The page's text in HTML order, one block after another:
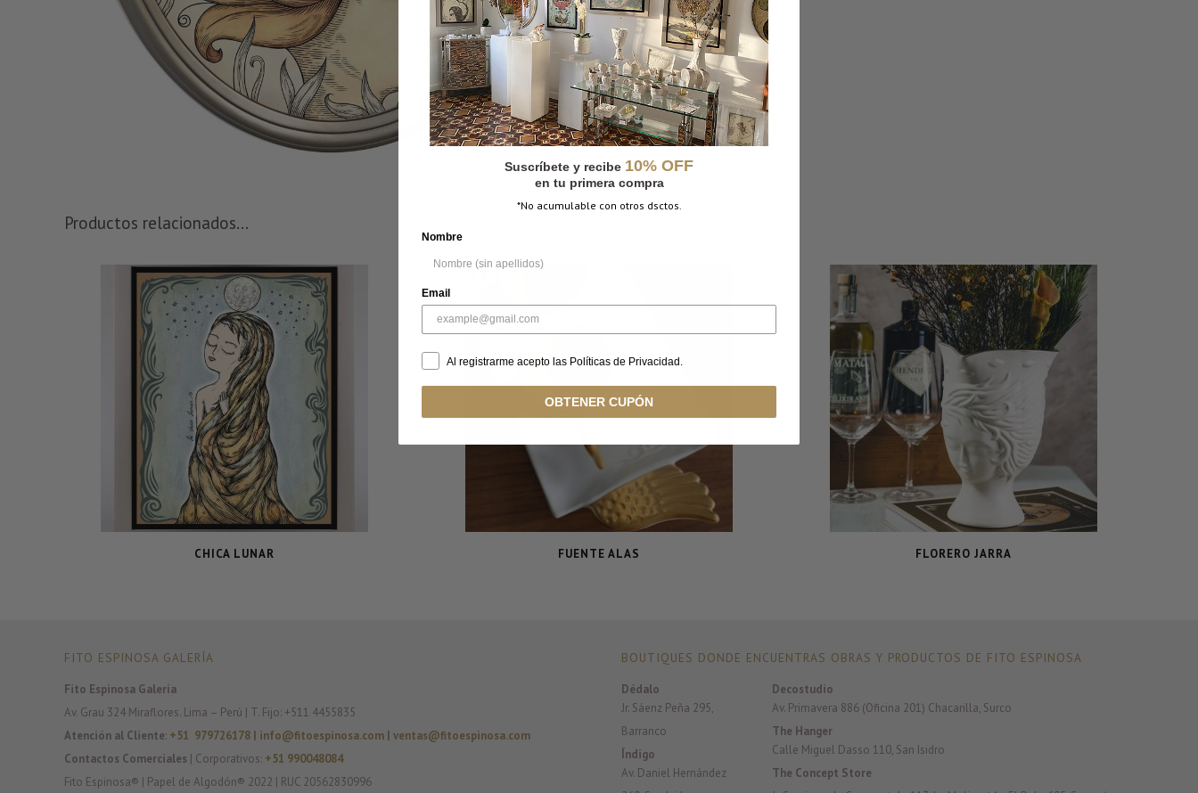
Productos relacionados...
CHICA LUNAR FUENTE ALAS FLORERO JARRA
FITO ESPINOSA GALERÍA
Fito Espinosa Galería
Av. Grau 324 Miraflores. Lima – Perú | T. Fijo: +511 4455835
Atención al Cliente: +51 979726178 | info@fitoespinosa.com | ventas@fitoespinosa.com
Contactos Comerciales | Corporativos: +51 990048084
Fito Espinosa® | Papel de Algodón® 2022 | RUC 20562830996
BOUTIQUES DONDE ENCUENTRAS OBRAS Y PRODUCTOS DE FITO ESPINOSA
Dédalo
Jr. Sáenz Peña 295,
Barranco
Índigo
Av. Daniel Hernández
Decostudio
Av. Primavera 886 (Oficina 201) Chacarilla, Surco
The Hanger
Calle Miguel Dasso 110, San Isidro
The Concept Store
Suscríbete y recibe 10% OFF
en tu primera compra
*No acumulable con otros dsctos.
Nombre
Email
Al registrarme acepto las Políticas de Privacidad.
OBTENER CUPÓN